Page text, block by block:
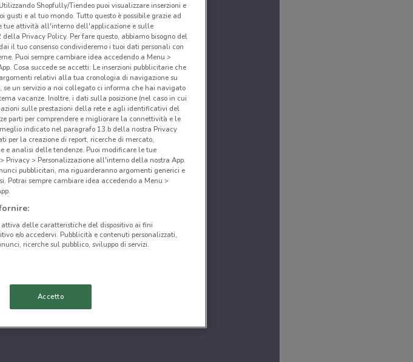
Shopfully/Tiendeo puoi visualizzare inserzioni e
e al tuo mondo. Tutto questo è possibile grazie ad
tue attività all'interno dell'applicazione e sulle
Privacy Policy. Per fare questo, abbiamo bisogno del
il tuo consenso condivideremo i tuoi dati personali con
Puoi sempre cambiare idea accedendo a Menu >
Cosa succede se accetti: Le inserzioni pubblicitarie che
relativi alla tua cronologia di navigazione su
un servizio a noi collegato ci informa che hai navigato
vacanze. Inoltre, i dati sulla posizione (nel caso in cui
sulle prestazioni della rete e agli identificativi del
parti per comprendere e migliorare la connettività e le
indicato nel paragrafo 13.b della nostra Privacy
per la creazione di report, ricerche di mercato,
e analisi delle tendenze. Puoi modificare le tue
Privacy > Personalizzazione all'interno della nostra App.
pubblicitari, ma riguarderanno argomenti generici e
Potrai sempre cambiare idea accedendo a Menu >
delle caratteristiche del dispositivo ai fini
e/o accedervi. Pubblicità e contenuti personalizzati,
ricerche sul pubblico, sviluppo di servizi.
Accetto